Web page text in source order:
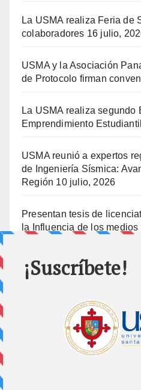
La USMA realiza Feria de
colaboradores 16 julio,
USMA y la Asociación
de Protocolo firman
La USMA realiza segundo
Emprendimiento
USMA reunió a expertos
de Ingeniería Sísmica:
Región 10 julio, 2026
Presentan tesis de
la Influencia de los